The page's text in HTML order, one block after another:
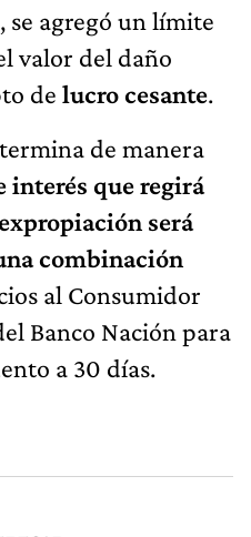
se agregó un límite
valor del daño
de lucro cesante.
de manera
interés que regirá
será
combinación
al Consumidor
Banco Nación para
a 30 días.